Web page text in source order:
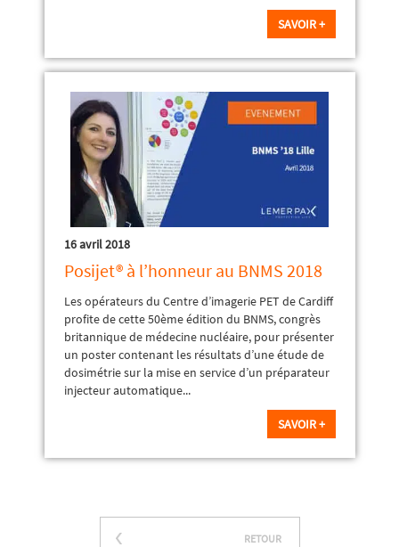
SAVOIR +
16 avril 2018
Posijet® à l’honneur au BNMS 2018
Les opérateurs du Centre d’imagerie PET de Cardiff
profite de cette 50ème édition du BNMS, congrès
britannique de médecine nucléaire, pour présenter
un poster contenant les résultats d’une étude de
dosimétrie sur la mise en service d’un préparateur
injecteur automatique...
SAVOIR +
RETOUR